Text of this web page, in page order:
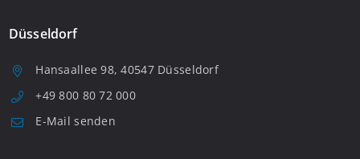
Düsseldorf
Hansaallee 98, 40547 Düsseldorf
+49 800 80 72 000
E-Mail senden